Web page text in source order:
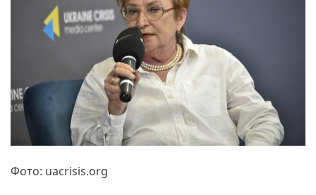
Фото: uacrisis.org